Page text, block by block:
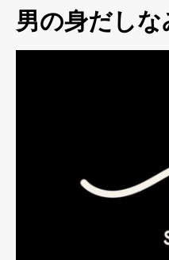
男の身だしな